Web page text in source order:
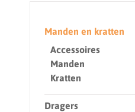
Manden en kratten
Accessoires
Manden
Kratten
Dragers